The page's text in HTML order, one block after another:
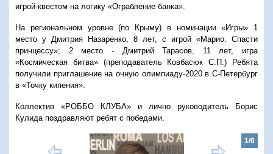
игрой-квестом на логику «Ограбление банка».
На региональном уровне (по Крыму) в номинации «Игры» 1
место у Дмитрия Назаренко, 8 лет, с игрой «Марио. Спасти
принцессу»; 2 место - Дмитрий Тарасов, 11 лет, игра
«Космическая битва» (преподаватель Ковбасюк С.П.) Ребята
получили приглашение на очную олимпиаду-2020 в С-Петербург
в «Точку кипения».
Коллектив «РОББО КЛУБА» и лично руководитель Борис
Кулида поздравляют ребят с победами.
1/6